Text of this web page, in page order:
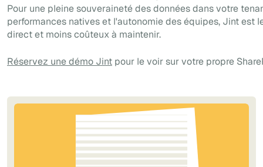
Pour une pleine souveraineté des données dans votre
performances natives et l'autonomie des équipes, Jint est
direct et moins coûteux à maintenir.
Réservez une démo Jint pour le voir sur votre propre